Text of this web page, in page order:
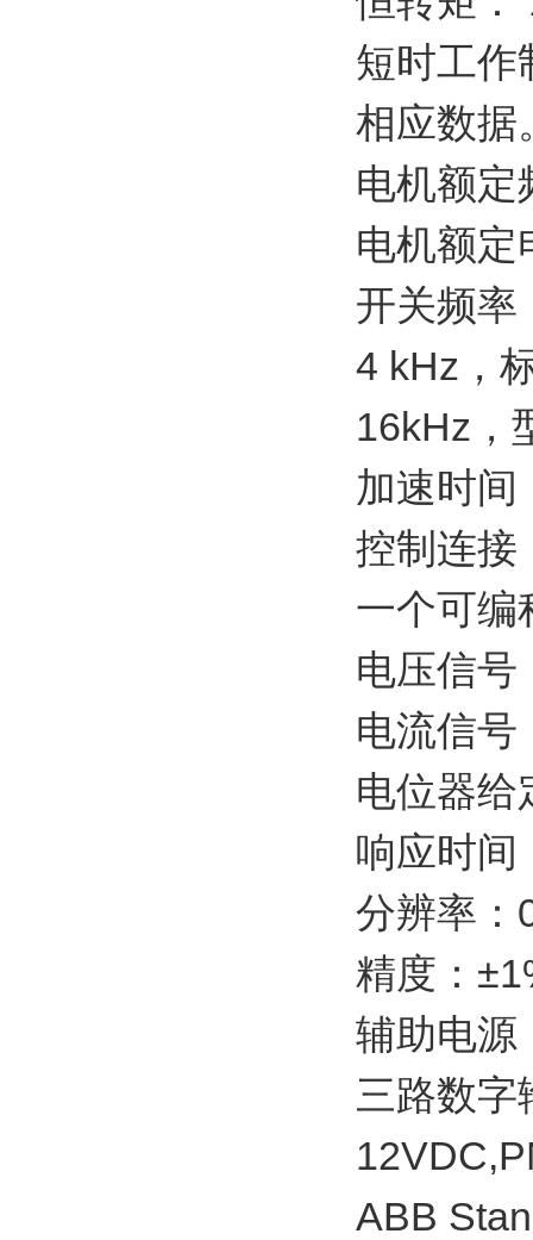
短时工作
相应数据
电机额定
电机额定
开关频率
4 kHz，
16kHz，
加速时间
控制连接
一个可编
电压信号
电流信号
电位器
响应时间
分辨率：
精度：
辅助电源
三路数字
ABB